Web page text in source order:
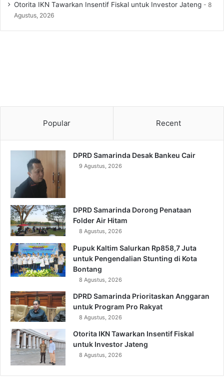
Otorita IKN Tawarkan Insentif Fiskal untuk Investor Jateng
8
Agustus, 2026
Popular Recent
DPRD Samarinda Desak Bankeu Cair
9 Agustus, 2026
DPRD Samarinda Dorong Penataan
Folder Air Hitam
8 Agustus, 2026
Pupuk Kaltim Salurkan Rp858,7 Juta
untuk Pengendalian Stunting di Kota
Bontang
8 Agustus, 2026
DPRD Samarinda Prioritaskan Anggaran
untuk Program Pro Rakyat
8 Agustus, 2026
Otorita IKN Tawarkan Insentif Fiskal
untuk Investor Jateng
8 Agustus, 2026